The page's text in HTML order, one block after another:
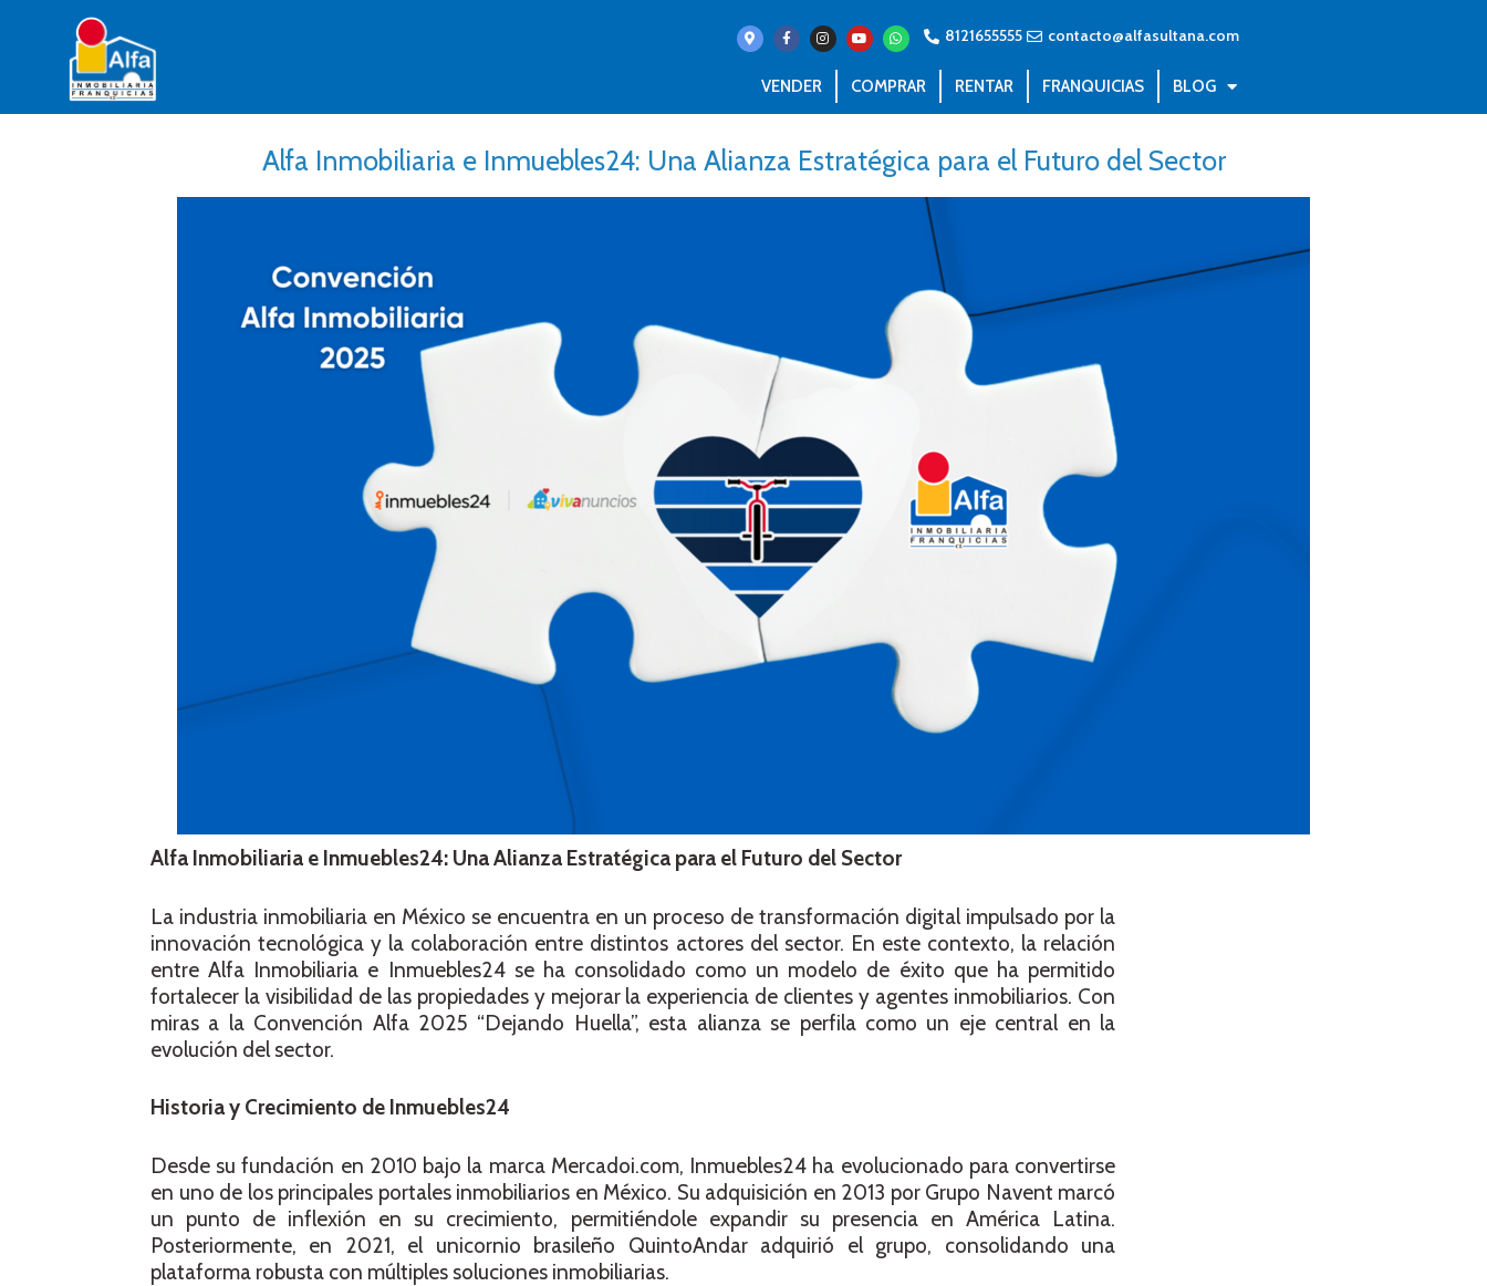
8121655555 contacto@alfasultana.com
VENDER COMPRAR RENTAR FRANQUICIAS BLOG
Alfa Inmobiliaria e Inmuebles24: Una Alianza Estratégica para el Futuro del Sector
Alfa Inmobiliaria e Inmuebles24: Una Alianza Estratégica para el Futuro del Sector
La industria inmobiliaria en México se encuentra en un proceso de transformación digital impulsado por la
innovación tecnológica y la colaboración entre distintos actores del sector. En este contexto, la relación
entre Alfa Inmobiliaria e Inmuebles24 se ha consolidado como un modelo de éxito que ha permitido
fortalecer la visibilidad de las propiedades y mejorar la experiencia de clientes y agentes inmobiliarios. Con
miras a la Convención Alfa 2025 “Dejando Huella”, esta alianza se perfila como un eje central en la
evolución del sector.
Historia y Crecimiento de Inmuebles24
Desde su fundación en 2010 bajo la marca Mercadoi.com, Inmuebles24 ha evolucionado para convertirse
en uno de los principales portales inmobiliarios en México. Su adquisición en 2013 por Grupo Navent marcó
un punto de inflexión en su crecimiento, permitiéndole expandir su presencia en América Latina.
Posteriormente, en 2021, el unicornio brasileño QuintoAndar adquirió el grupo, consolidando una
plataforma robusta con múltiples soluciones inmobiliarias.